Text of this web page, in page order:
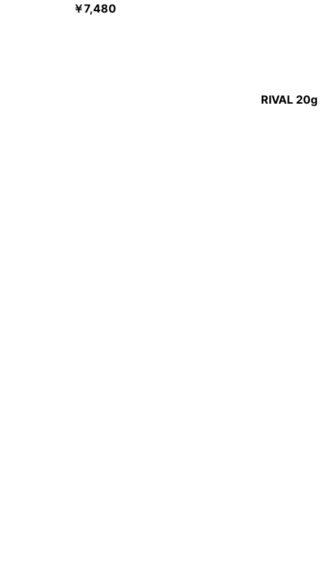
￥7,480
RIVAL 20g